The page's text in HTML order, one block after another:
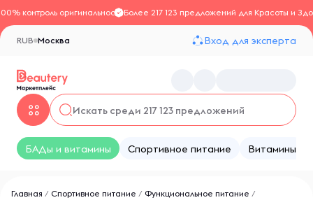
контроль оригинальностиБолее 217 123 предложений для Красоты и
Москва
RUB Вход для эксперта
БАДы и витамины Спортивное питание Витамины
Главная / Спортивное питание / Функциональное питание /